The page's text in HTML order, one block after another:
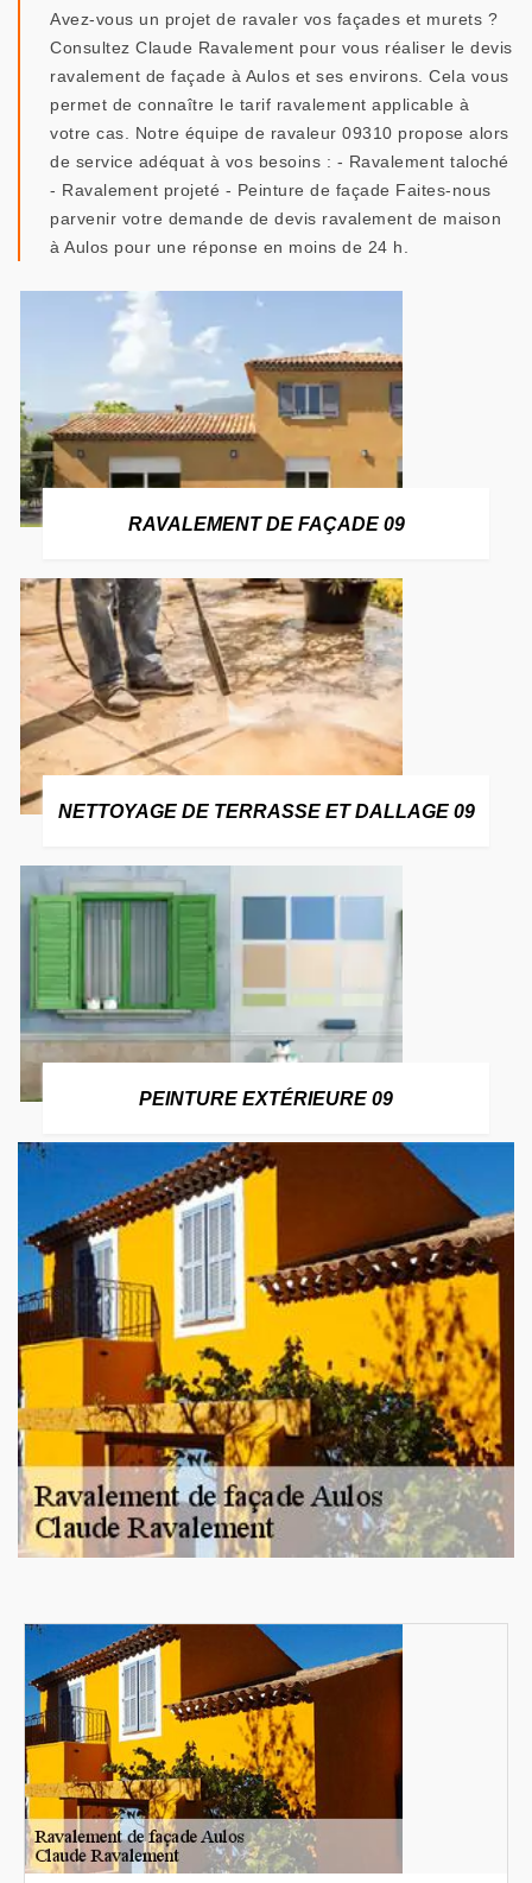
Avez-vous un projet de ravaler vos façades et murets ?
Consultez Claude Ravalement pour vous réaliser le devis
ravalement de façade à Aulos et ses environs. Cela vous
permet de connaître le tarif ravalement applicable à
votre cas. Notre équipe de ravaleur 09310 propose alors
de service adéquat à vos besoins : - Ravalement taloché
- Ravalement projeté - Peinture de façade Faites-nous
parvenir votre demande de devis ravalement de maison
à Aulos pour une réponse en moins de 24 h.
RAVALEMENT DE FAÇADE 09
NETTOYAGE DE TERRASSE ET DALLAGE 09
PEINTURE EXTÉRIEURE 09